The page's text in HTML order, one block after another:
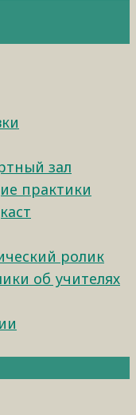
зал
практики
ролик
об учителях